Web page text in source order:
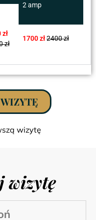
2 amp
zł
1700 zł2400 zł
wizytę
wizytę